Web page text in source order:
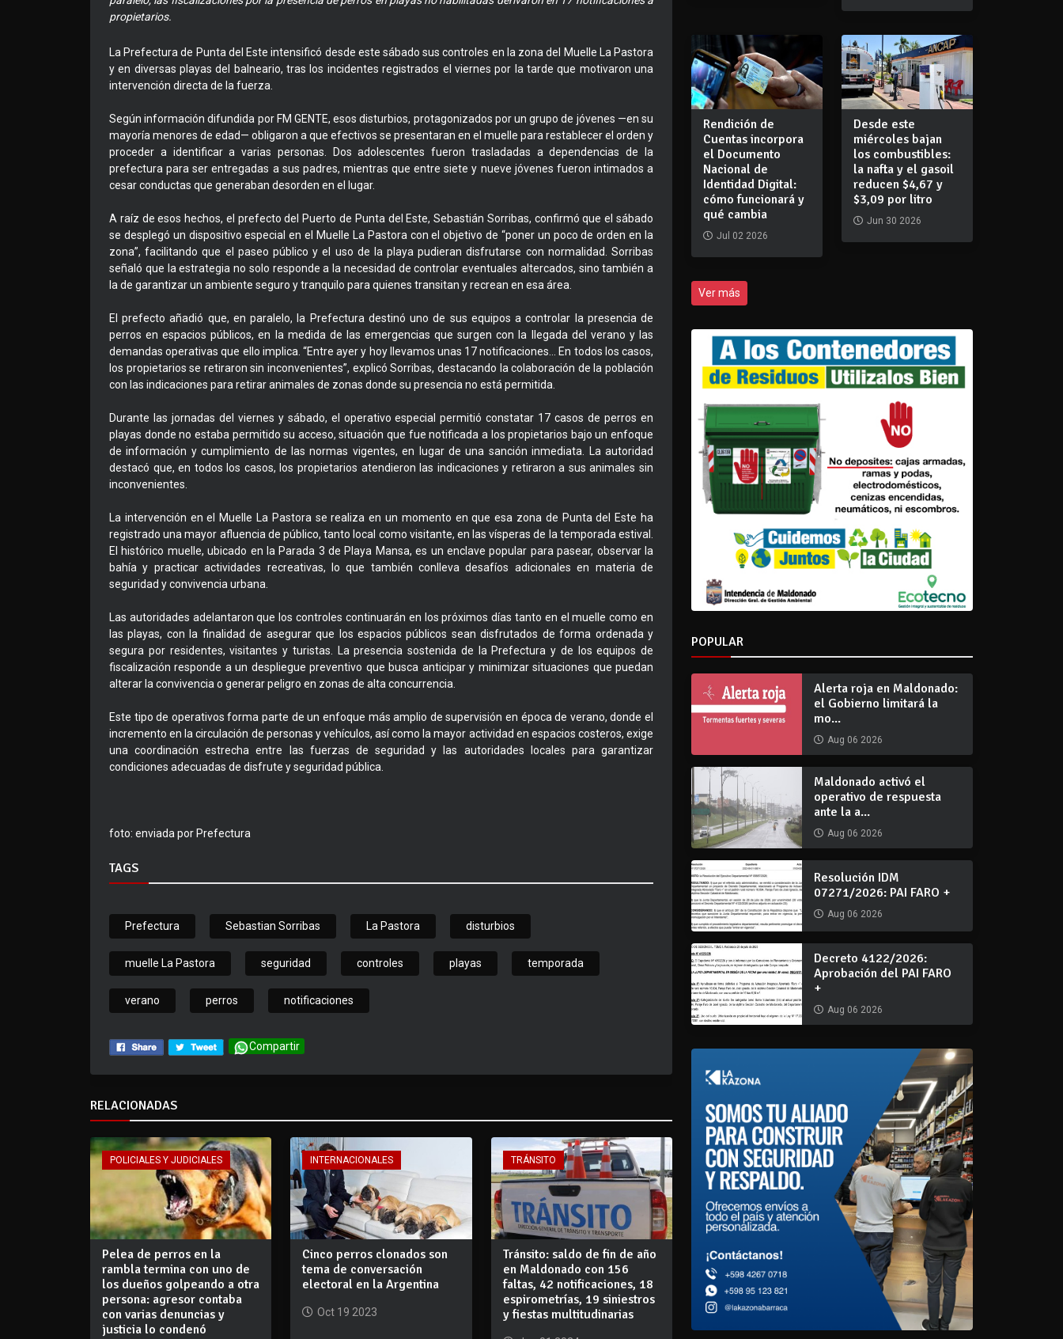
propietarios.
La Prefectura de Punta del Este intensificó desde este sábado sus controles en la zona del Muelle La Pastora
y en diversas playas del balneario, tras los incidentes registrados el viernes por la tarde que motivaron una
intervención directa de la fuerza.
Según información difundida por FM GENTE, esos disturbios, protagonizados por un grupo de jóvenes —en su
mayoría menores de edad— obligaron a que efectivos se presentaran en el muelle para restablecer el orden y
proceder a identificar a varias personas. Dos adolescentes fueron trasladadas a dependencias de la
prefectura para ser entregadas a sus padres, mientras que entre siete y nueve jóvenes fueron intimados a
cesar conductas que generaban desorden en el lugar.
A raíz de esos hechos, el prefecto del Puerto de Punta del Este, Sebastián Sorribas, confirmó que el sábado
se desplegó un dispositivo especial en el Muelle La Pastora con el objetivo de “poner un poco de orden en la
zona”, facilitando que el paseo público y el uso de la playa pudieran disfrutarse con normalidad. Sorribas
señaló que la estrategia no solo responde a la necesidad de controlar eventuales altercados, sino también a
la de garantizar un ambiente seguro y tranquilo para quienes transitan y recrean en esa área.
El prefecto añadió que, en paralelo, la Prefectura destinó uno de sus equipos a controlar la presencia de
perros en espacios públicos, en la medida de las emergencias que surgen con la llegada del verano y las
demandas operativas que ello implica. “Entre ayer y hoy llevamos unas 17 notificaciones… En todos los casos,
los propietarios se retiraron sin inconvenientes”, explicó Sorribas, destacando la colaboración de la población
con las indicaciones para retirar animales de zonas donde su presencia no está permitida.
Durante las jornadas del viernes y sábado, el operativo especial permitió constatar 17 casos de perros en
playas donde no estaba permitido su acceso, situación que fue notificada a los propietarios bajo un enfoque
de información y cumplimiento de las normas vigentes, en lugar de una sanción inmediata. La autoridad
destacó que, en todos los casos, los propietarios atendieron las indicaciones y retiraron a sus animales sin
inconvenientes.
La intervención en el Muelle La Pastora se realiza en un momento en que esa zona de Punta del Este ha
registrado una mayor afluencia de público, tanto local como visitante, en las vísperas de la temporada estival.
El histórico muelle, ubicado en la Parada 3 de Playa Mansa, es un enclave popular para pasear, observar la
bahía y practicar actividades recreativas, lo que también conlleva desafíos adicionales en materia de
seguridad y convivencia urbana.
Las autoridades adelantaron que los controles continuarán en los próximos días tanto en el muelle como en
las playas, con la finalidad de asegurar que los espacios públicos sean disfrutados de forma ordenada y
segura por residentes, visitantes y turistas. La presencia sostenida de la Prefectura y de los equipos de
fiscalización responde a un despliegue preventivo que busca anticipar y minimizar situaciones que puedan
alterar la convivencia o generar peligro en zonas de alta concurrencia.
Este tipo de operativos forma parte de un enfoque más amplio de supervisión en época de verano, donde el
incremento en la circulación de personas y vehículos, así como la mayor actividad en espacios costeros, exige
una coordinación estrecha entre las fuerzas de seguridad y las autoridades locales para garantizar
condiciones adecuadas de disfrute y seguridad pública.
foto: enviada por Prefectura
TAGS
Prefectura Sebastian Sorribas La Pastora disturbios
muelle La Pastora seguridad controles playas temporada
verano perros notificaciones
Compartir
RELACIONADAS
POLICIALES Y JUDICIALES
Pelea de perros en la
rambla termina con uno de
los dueños golpeando a otra
persona: agresor contaba
con varias denuncias y
justicia lo condenó
INTERNACIONALES
Cinco perros clonados son
tema de conversación
electoral en la Argentina
Oct 19 2023
TRÁNSITO
Tránsito: saldo de fin de año
en Maldonado con 156
faltas, 42 notificaciones, 18
espirometrías, 19 siniestros
y fiestas multitudinarias
Rendición de
Cuentas incorpora
el Documento
Nacional de
Identidad Digital:
cómo funcionará y
qué cambia
Jul 02 2026
Desde este
miércoles bajan
los combustibles:
la nafta y el gasoil
reducen $4,67 y
$3,09 por litro
Jun 30 2026
Ver más
POPULAR
Alerta roja en Maldonado:
el Gobierno limitará la
mo...
Aug 06 2026
Maldonado activó el
operativo de respuesta
ante la a...
Aug 06 2026
Resolución IDM
07271/2026: PAI FARO +
Aug 06 2026
Decreto 4122/2026:
Aprobación del PAI FARO
+
Aug 06 2026